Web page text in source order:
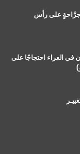
على رأس
في العراء احتجاجًا على